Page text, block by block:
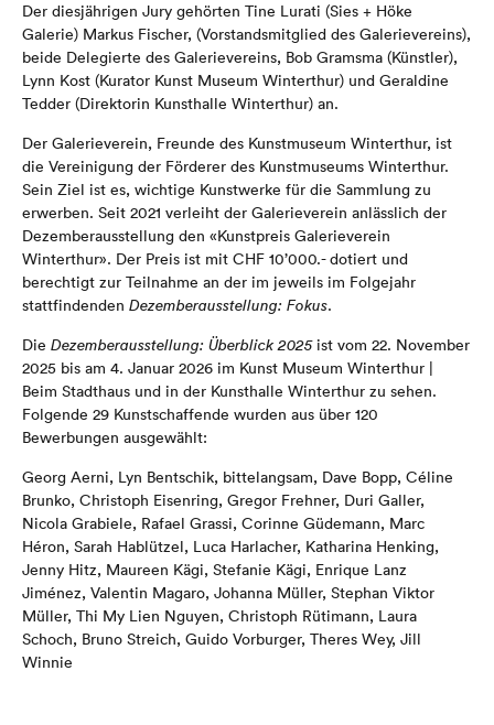
Der diesjährigen Jury gehörten Tine Lurati (Sies + Höke
Galerie) Markus Fischer, (Vorstandsmitglied des Galerievereins),
beide Delegierte des Galerievereins, Bob Gramsma (Künstler),
Lynn Kost (Kurator Kunst Museum Winterthur) und Geraldine
Tedder (Direktorin Kunsthalle Winterthur) an.
Der Galerieverein, Freunde des Kunstmuseum Winterthur, ist
die Vereinigung der Förderer des Kunstmuseums Winterthur.
Sein Ziel ist es, wichtige Kunstwerke für die Sammlung zu
erwerben. Seit 2021 verleiht der Galerieverein anlässlich der
Dezemberausstellung den «Kunstpreis Galerieverein
Winterthur». Der Preis ist mit CHF 10’000.- dotiert und
berechtigt zur Teilnahme an der im jeweils im Folgejahr
stattfindenden Dezemberausstellung: Fokus.
Die Dezemberausstellung: Überblick 2025ist vom 22. November
2025 bis am 4. Januar 2026 im Kunst Museum Winterthur |
Beim Stadthaus und in der Kunsthalle Winterthur zu sehen.
Folgende 29 Kunstschaffende wurden aus über 120
Bewerbungen ausgewählt:
Georg Aerni, Lyn Bentschik, bittelangsam, Dave Bopp, Céline
Brunko, Christoph Eisenring, Gregor Frehner, Duri Galler,
Nicola Grabiele, Rafael Grassi, Corinne Güdemann, Marc
Héron, Sarah Hablützel, Luca Harlacher, Katharina Henking,
Jenny Hitz, Maureen Kägi, Stefanie Kägi, Enrique Lanz
Jiménez, Valentin Magaro, Johanna Müller, Stephan Viktor
Müller, Thi My Lien Nguyen, Christoph Rütimann, Laura
Schoch, Bruno Streich, Guido Vorburger, Theres Wey, Jill
Winnie